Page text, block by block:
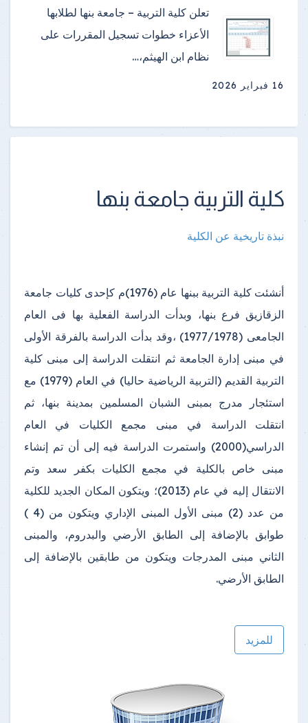
تعلن كلية التربية – جامعة بنها لطلابها
الأعزاء خطوات تسجيل المقررات على
نظام ابن الهيثم،…
16 فبراير 2026
كلية التربية جامعة بنها
نبذة تاريخية عن الكلية
أنشئت كلية التربية ببنها عام (1976)م كإحدى كليات جامعة
الزقازيق فرع بنها، وبدأت الدراسة الفعلية بها فى العام
الجامعى (1977/1978) ،وقد بدأت الدراسة بالفرقة الأولى
في مبنى إدارة الجامعة ثم انتقلت الدراسة إلى مبنى كلية
التربية القديم (التربية الرياضية حاليا) في العام (1979) مع
استئجار مدرج بمبنى الشبان المسلمين بمدينة بنها، ثم
انتقلت الدراسة في مبنى مجمع الكليات في العام
الدراسي(2000) واستمرت الدراسة فيه إلى أن تم إنشاء
مبنى خاص بالكلية في مجمع الكليات بكفر سعد وتم
الانتقال إليه في عام (2013)؛ ويتكون المكان الجديد للكلية
من عدد (2) مبنى الأول المبنى الإداري ويتكون من (4 )
طوابق بالإضافة إلى الطابق الأرضي والبدروم، والمبنى
الثاني مبنى المدرجات ويتكون من طابقين بالإضافة إلى
الطابق الأرضي.
للمزيد